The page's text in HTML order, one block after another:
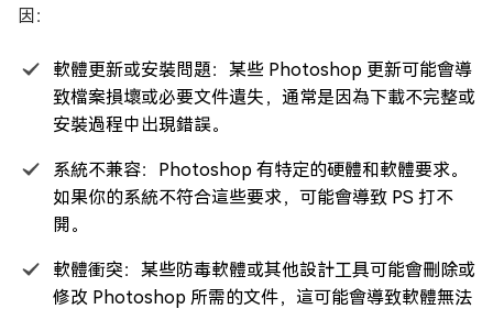
因：
軟體更新或安裝問題：某些 Photoshop 更新可能會導
致檔案損壞或必要文件遺失，通常是因為下載不完整或
安裝過程中出現錯誤。
系統不兼容：Photoshop 有特定的硬體和軟體要求。
如果你的系統不符合這些要求，可能會導致 PS 打不
開。
軟體衝突：某些防毒軟體或其他設計工具可能會刪除或
修改 Photoshop 所需的文件，這可能會導致軟體無法